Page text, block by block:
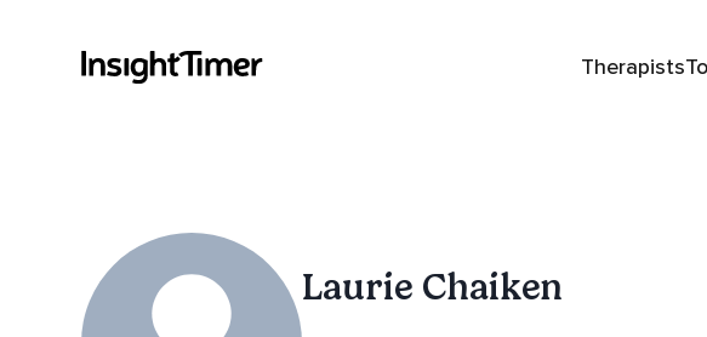
Therapists
Laurie Chaiken